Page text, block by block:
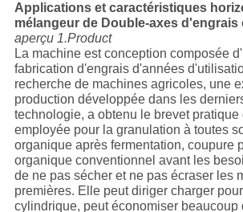
Applications et caractéristiques
mélangeur de Double-axes d'engrais
aperçu 1.Product
La machine est conception composée
fabrication d'engrais d'années
recherche de machines agricoles, une
production développée dans les
technologie, a obtenu le brevet
employée pour la granulation à toutes
organique après fermentation, coupure
organique conventionnel avant les
de ne pas sécher et ne pas écraser les
premières. Elle peut diriger charger
cylindrique, peut économiser beaucoup